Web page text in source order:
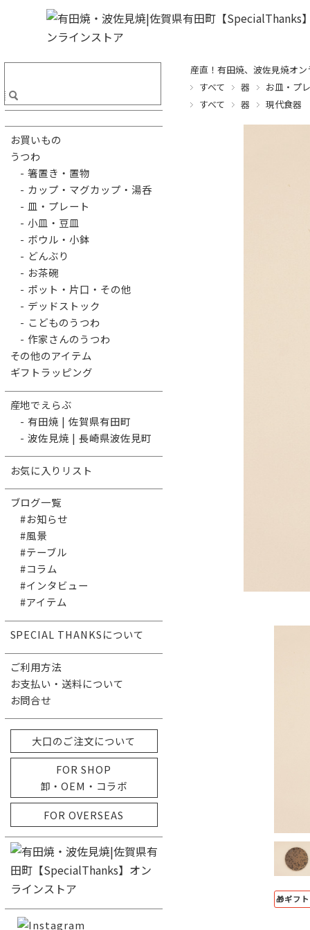
産直！有田焼、波佐見焼オン
すべて
器
お皿・プ
すべて
器 現代食器
🎁ギフ
お買いもの
うつわ
- 箸置き・置物
- カップ・マグカップ・湯呑
- 皿・プレート
- 小皿・豆皿
- ボウル・小鉢
- どんぶり
- お茶碗
- ポット・片口・その他
- デッドストック
- こどものうつわ
- 作家さんのうつわ
その他のアイテム
ギフトラッピング
産地でえらぶ
- 有田焼 | 佐賀県有田町
- 波佐見焼 | 長崎県波佐見町
お気に入りリスト
ブログ一覧
#お知らせ
#風景
#テーブル
#コラム
#インタビュー
#アイテム
SPECIAL THANKSについて
ご利用方法
お支払い・送料について
お問合せ
大口のご注文について
FOR SHOP
卸・OEM・コラボ
FOR OVERSEAS